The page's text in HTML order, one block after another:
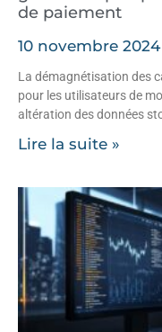
de paiement
10 novembre 2024
La démagnétisation des
pour les utilisateurs de
altération des données
Lire la suite »